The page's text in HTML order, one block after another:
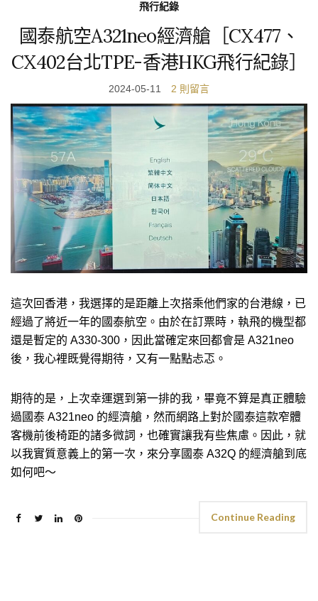
飛行紀錄
國泰航空A321neo經濟艙［CX477、
CX402台北TPE-香港HKG飛行紀錄］
2024-05-11 2 則留言
這次回香港，我選擇的是距離上次搭乘他們家的台港線，已
經過了將近一年的國泰航空。由於在訂票時，執飛的機型都
還是暫定的 A330-300，因此當確定來回都會是 A321neo
後，我心裡既覺得期待，又有一點點忐忑。
期待的是，上次幸運選到第一排的我，畢竟不算是真正體驗
過國泰 A321neo 的經濟艙，然而網路上對於國泰這款窄體
客機前後椅距的諸多微詞，也確實讓我有些焦慮。因此，就
以我實質意義上的第一次，來分享國泰 A32Q 的經濟艙到底
如何吧～
Continue Reading